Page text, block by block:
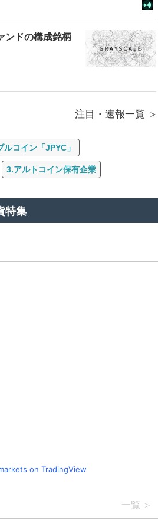
ンドの構成銘柄
注目・速報一覧
ルコイン「JPYC」
3.アルトコイン保有企業
特集
on TradingView
一覧